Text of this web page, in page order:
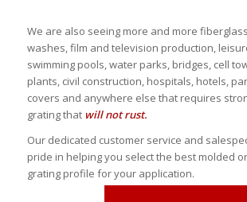
We are also seeing more and more
washes, film and television production,
swimming pools, water parks, bridges, cell
plants, civil construction, hospitals, hotels,
covers and anywhere else that requires
grating that will not rust.
Our dedicated customer service and
pride in helping you select the best molded
grating profile for your application.